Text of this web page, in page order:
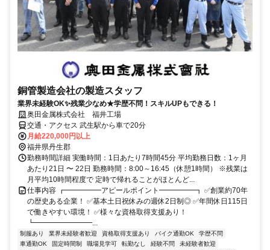
銅管製造会社の製造スタッフ
業界未経験OK✨残業少なめ★学歴不問！スキルUPもできる！
奥田金属株式会社 福井工場
交通・アクセス 武生駅から車で20分
月給220,000円以上
福井県丹生郡
勤務時間詳細 実働時間：1日あたり7時間45分 平均勤務日数：1ヶ月
あたり21日 〜 22日 勤務時間：8:00～16:45（休憩1時間） ※残業は
月平均10時間程度で 定時で帰れることがほとんど...
仕事内容 ┏━━━━━アピールポイント━━━━━┓ ✅創業約70年
の歴史ある企業！ ✅基本土日祝休みの週休2日制◎ ✅年間休日115日
で働きやすい環境！ ✅様々な資格取得支援あり！
┗━━━━━━━━...
制服あり 業界未経験者歓迎 資格取得支援あり バイク通勤OK
学歴不問
車通勤OK
固定時間制 職場見学可 転勤なし 経験不問
未経験者歓迎